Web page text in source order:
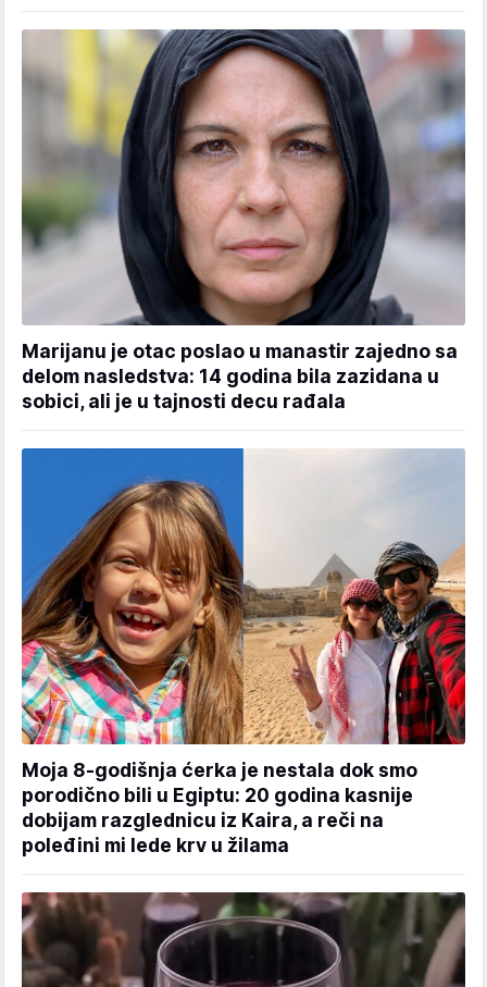
Marijanu je otac poslao u manastir zajedno sa
delom nasledstva: 14 godina bila zazidana u
sobici, ali je u tajnosti decu rađala
Moja 8-godišnja ćerka je nestala dok smo
porodično bili u Egiptu: 20 godina kasnije
dobijam razglednicu iz Kaira, a reči na
poleđini mi lede krv u žilama